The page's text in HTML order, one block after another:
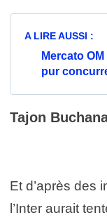
A LIRE AUSSI :
Mercato
pur
Tajon
Et d’après des
l’Inter aurait